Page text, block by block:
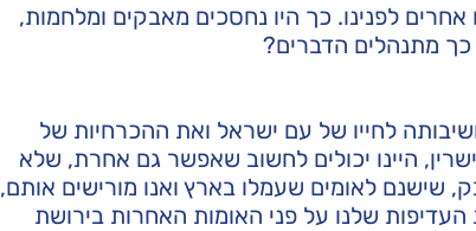
לפנינו. כך היו נחסכים מאבקים ומלחמות,
כך מתנהלים הדברים?
לחייו של עם ישראל ואת ההכרחיות של
היינו יכולים לחשוב שאפשר גם אחרת, שלא
שישנם לאומים שעמלו בארץ ואנו מורישים אותם,
שלנו על פני האומות האחרות בירושת